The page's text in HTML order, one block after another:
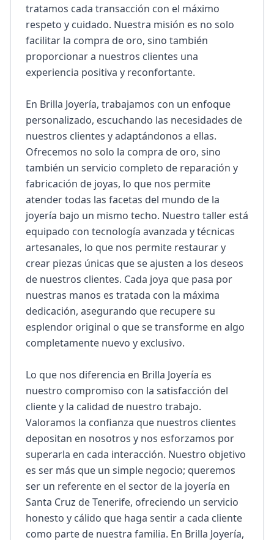
tratamos cada transacción con el máximo
respeto y cuidado. Nuestra misión es no solo
facilitar la compra de oro, sino también
proporcionar a nuestros clientes una
experiencia positiva y reconfortante.
En Brilla Joyería, trabajamos con un enfoque
personalizado, escuchando las necesidades de
nuestros clientes y adaptándonos a ellas.
Ofrecemos no solo la compra de oro, sino
también un servicio completo de reparación y
fabricación de joyas, lo que nos permite
atender todas las facetas del mundo de la
joyería bajo un mismo techo. Nuestro taller está
equipado con tecnología avanzada y técnicas
artesanales, lo que nos permite restaurar y
crear piezas únicas que se ajusten a los deseos
de nuestros clientes. Cada joya que pasa por
nuestras manos es tratada con la máxima
dedicación, asegurando que recupere su
esplendor original o que se transforme en algo
completamente nuevo y exclusivo.
Lo que nos diferencia en Brilla Joyería es
nuestro compromiso con la satisfacción del
cliente y la calidad de nuestro trabajo.
Valoramos la confianza que nuestros clientes
depositan en nosotros y nos esforzamos por
superarla en cada interacción. Nuestro objetivo
es ser más que un simple negocio; queremos
ser un referente en el sector de la joyería en
Santa Cruz de Tenerife, ofreciendo un servicio
honesto y cálido que haga sentir a cada cliente
como parte de nuestra familia. En Brilla Joyería,